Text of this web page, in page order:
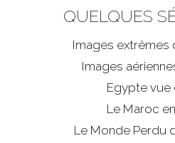
QUELQUES
Images extrêmes
Images
Egypte vue
Le Maroc
Le Monde Perdu